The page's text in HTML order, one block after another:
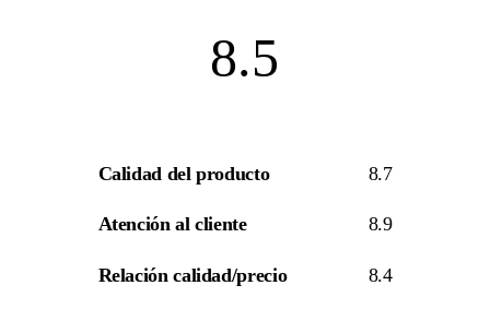
8.5
Calidad del producto 8.7
Atención al cliente 8.9
Relación calidad/precio 8.4